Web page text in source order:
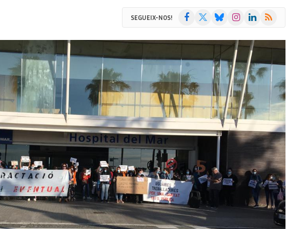
SEGUEIX-NOS! Facebook BlueskyInstagramLinkedIn
RSS